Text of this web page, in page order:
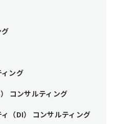
ング
コンサルティング
（DI） コンサルティング